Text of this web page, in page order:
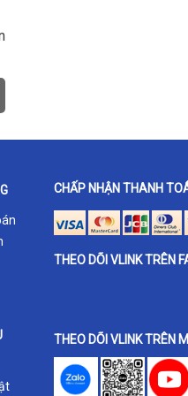
CHẤP NHẬN THANH
THEO DÕI VLINK TRÊN
THEO DÕI VLINK TRÊN